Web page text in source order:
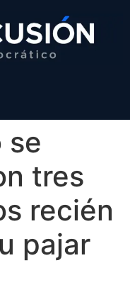
se
tres
recién
pajar